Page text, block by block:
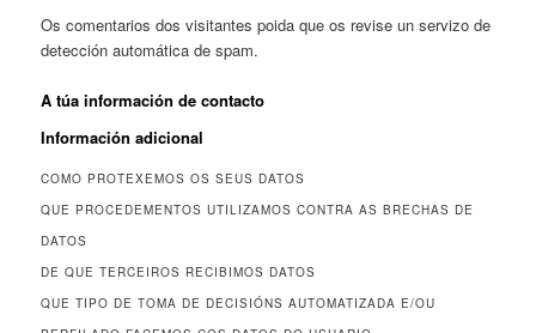
Os comentarios dos visitantes poida que os revise un servizo de
detección automática de spam.
A túa información de contacto
Información adicional
COMO PROTEXEMOS OS SEUS DATOS
QUE PROCEDEMENTOS UTILIZAMOS CONTRA AS BRECHAS DE
DATOS
DE QUE TERCEIROS RECIBIMOS DATOS
QUE TIPO DE TOMA DE DECISIÓNS AUTOMATIZADA E/OU